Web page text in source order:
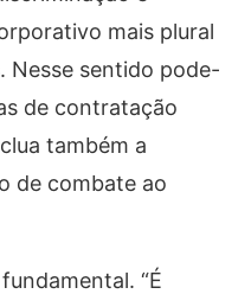
mais plural
Nesse sentido pode-
de contratação
também a
de combate ao
“É